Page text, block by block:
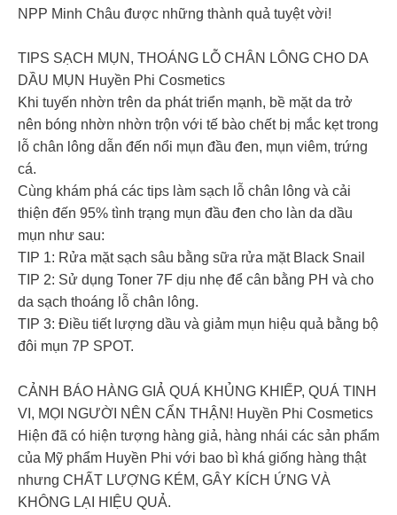
NPP Minh Châu được những thành quả tuyệt vời!
TIPS SẠCH MỤN, THOÁNG LỖ CHÂN LÔNG CHO DA
DẦU MỤN Huyền Phi Cosmetics
Khi tuyến nhờn trên da phát triển mạnh, bề mặt da trở
nên bóng nhờn nhờn trộn với tế bào chết bị mắc kẹt trong
lỗ chân lông dẫn đến nổi mụn đầu đen, mụn viêm, trứng
cá.
Cùng khám phá các tips làm sạch lỗ chân lông và cải
thiện đến 95% tình trạng mụn đầu đen cho làn da dầu
mụn như sau:
TIP 1: Rửa mặt sạch sâu bằng sữa rửa mặt Black Snail
TIP 2: Sử dụng Toner 7F dịu nhẹ để cân bằng PH và cho
da sạch thoáng lỗ chân lông.
TIP 3: Điều tiết lượng dầu và giảm mụn hiệu quả bằng bộ
đôi mụn 7P SPOT.
CẢNH BÁO HÀNG GIẢ QUÁ KHỦNG KHIẾP, QUÁ TINH
VI, MỌI NGƯỜI NÊN CẨN THẬN! Huyền Phi Cosmetics
Hiện đã có hiện tượng hàng giả, hàng nhái các sản phẩm
của Mỹ phẩm Huyền Phi với bao bì khá giống hàng thật
nhưng CHẤT LƯỢNG KÉM, GÂY KÍCH ỨNG VÀ
KHÔNG LẠI HIỆU QUẢ.